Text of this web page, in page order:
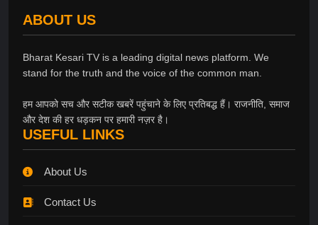
ABOUT US
Bharat Kesari TV is a leading digital news platform. We
stand for the truth and the voice of the common man.
हम आपको सच और सटीक खबरें पहुंचाने के लिए प्रतिबद्ध हैं। राजनीति, समाज
और देश की हर धड़कन पर हमारी नज़र है।
USEFUL LINKS
About Us
Contact Us